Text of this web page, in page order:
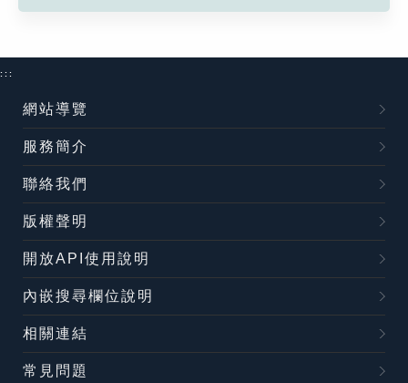
:::
網站導覽
服務簡介
聯絡我們
版權聲明
開放API使用說明
內嵌搜尋欄位說明
相關連結
常見問題